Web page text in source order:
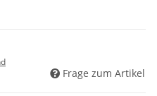
Frage zum Artikel